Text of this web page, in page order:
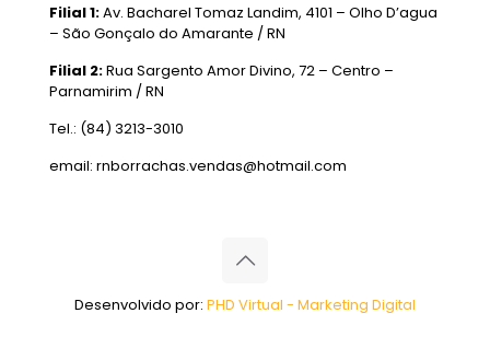
Filial 1:Av. Bacharel Tomaz Landim, 4101 – Olho D’agua
– São Gonçalo do Amarante / RN
Filial 2:Rua Sargento Amor Divino, 72 – Centro –
Parnamirim / RN
Tel.: (84) 3213-3010
email: rnborrachas.vendas@hotmail.com
Desenvolvido por: PHD Virtual - Marketing Digital